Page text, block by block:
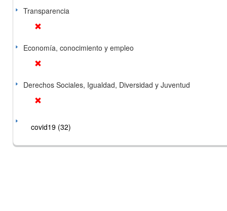
Transparencia
Economía, conocimiento y empleo
Derechos Sociales, Igualdad, Diversidad y Juventud
covid19 (32)